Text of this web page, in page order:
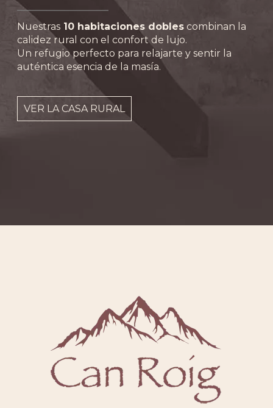
Nuestras 10 habitaciones dobles combinan la
calidez rural con el confort de lujo.
Un refugio perfecto para relajarte y sentir la
auténtica esencia de la masía.
VER LA CASA RURAL